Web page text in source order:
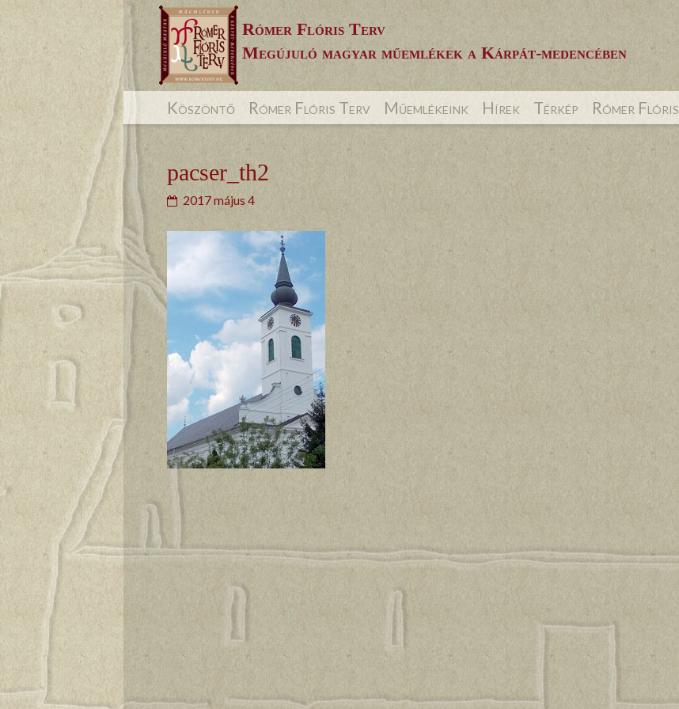
Skip
content
Rómer Flóris Terv
Megújuló magyar műemlékek a Kárpát-medencében
Köszöntő Rómer Flóris Terv Műemlékeink Hírek Térkép Rómer Flóris
pacser_th2
2017 május 4